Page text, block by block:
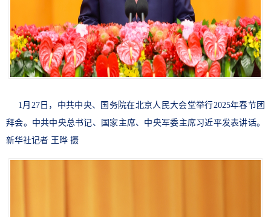
1月27日，中共中央、国务院在北京人民大会堂举行2025年春节团
拜会。中共中央总书记、国家主席、中央军委主席习近平发表讲话。
新华社记者 王晔 摄